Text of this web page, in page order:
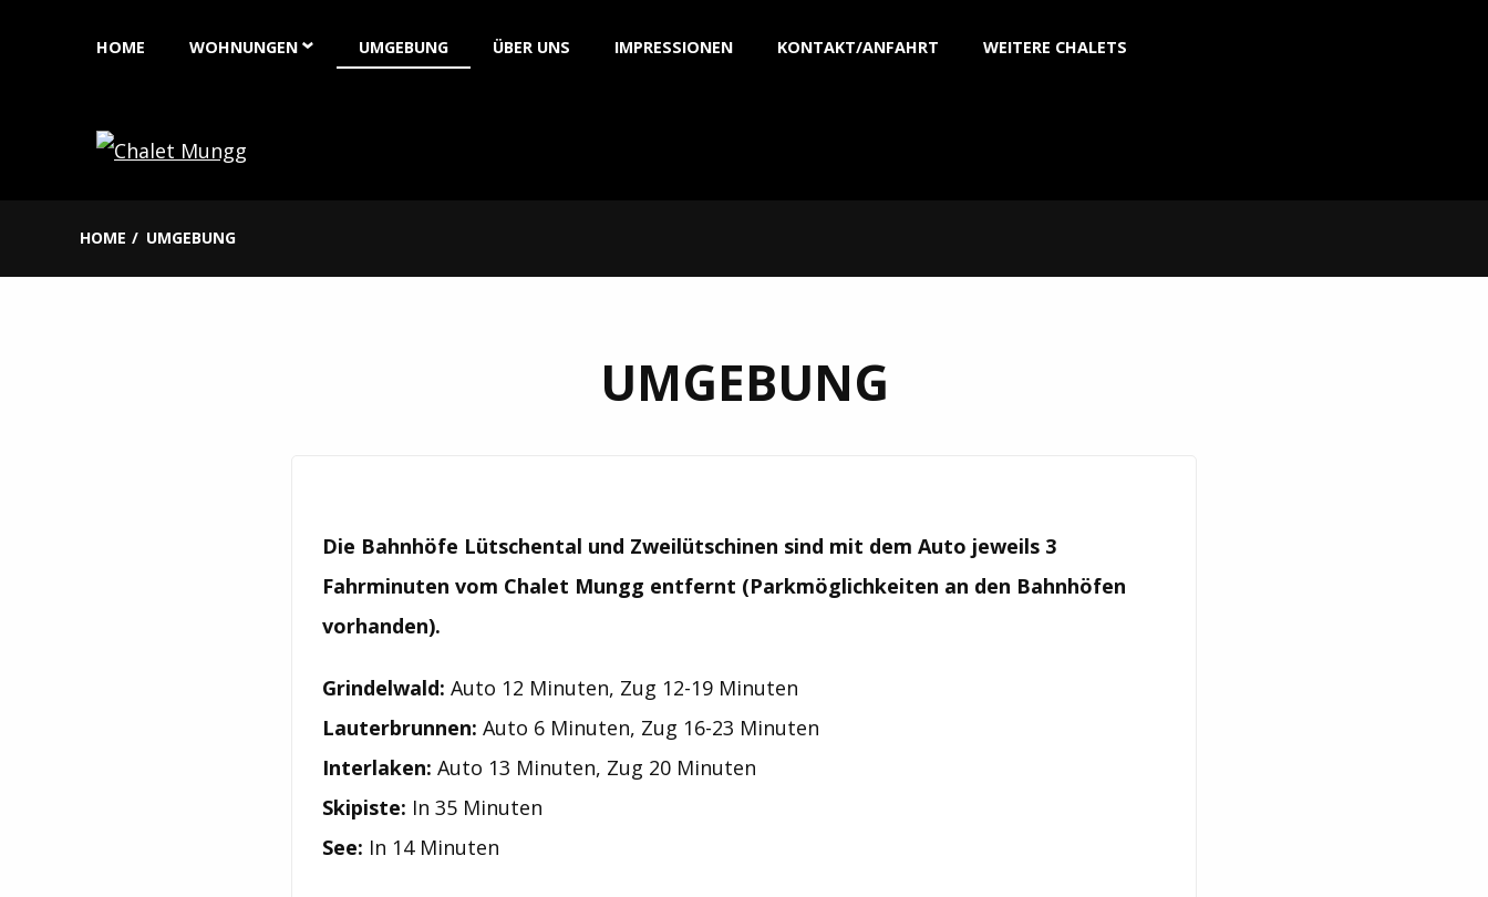
HOME WOHNUNGEN UMGEBUNG ÜBER UNS IMPRESSIONEN KONTAKT/ANFAHRT WEITERE CHALETS
HOME UMGEBUNG
UMGEBUNG
Die Bahnhöfe Lütschental und Zweilütschinen sind mit dem Auto jeweils 3
Fahrminuten vom Chalet Mungg entfernt (Parkmöglichkeiten an den Bahnhöfen
vorhanden).
Grindelwald: Auto 12 Minuten, Zug 12-19 Minuten
Lauterbrunnen: Auto 6 Minuten, Zug 16-23 Minuten
Interlaken: Auto 13 Minuten, Zug 20 Minuten
Skipiste: In 35 Minuten
See: In 14 Minuten